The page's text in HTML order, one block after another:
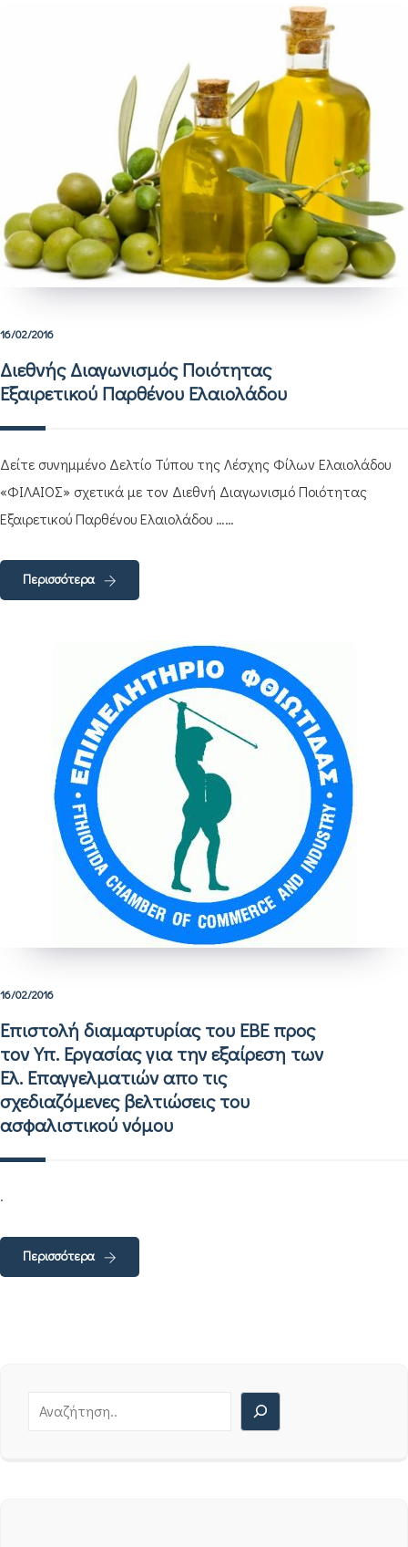
16/02/2016
Διεθνής Διαγωνισμός Ποιότητας
Εξαιρετικού Παρθένου Ελαιολάδου
Δείτε συνημμένο Δελτίο Τύπου της Λέσχης Φίλων Ελαιολάδου
«ΦΙΛΑΙΟΣ» σχετικά με τον Διεθνή Διαγωνισμό Ποιότητας
Εξαιρετικού Παρθένου Ελαιολάδου ……
Περισσότερα
16/02/2016
Επιστολή διαμαρτυρίας του ΕΒΕ προς
τον Υπ. Εργασίας για την εξαίρεση των
Ελ. Επαγγελματιών απο τις
σχεδιαζόμενες βελτιώσεις του
ασφαλιστικού νόμου
.
Περισσότερα